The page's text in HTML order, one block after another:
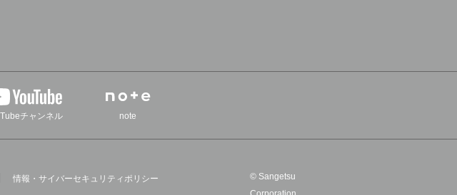
チャンネル note
情報・サイバーセキュリティポリシー
© Sangetsu